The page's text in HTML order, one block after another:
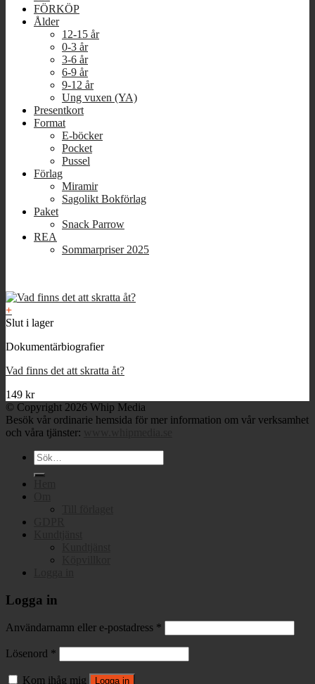
FÖRKÖP
Ålder
12-15 år
0-3 år
3-6 år
6-9 år
9-12 år
Ung vuxen (YA)
Presentkort
Format
E-böcker
Pocket
Pussel
Förlag
Miramir
Sagolikt Bokförlag
Paket
Snack Parrow
REA
Sommarpriser 2025
+
Slut i lager
Dokumentärbiografier
Vad finns det att skratta åt?
149 kr
© Copyright 2026 Whip Media
Besök vår ordinarie hemsida för mer information om vår verksamhet
och våra tjänster:
Sök
efter:
Logga in
Användarnamn eller e-postadress *
Lösenord *
Kom ihåg mig Logga in